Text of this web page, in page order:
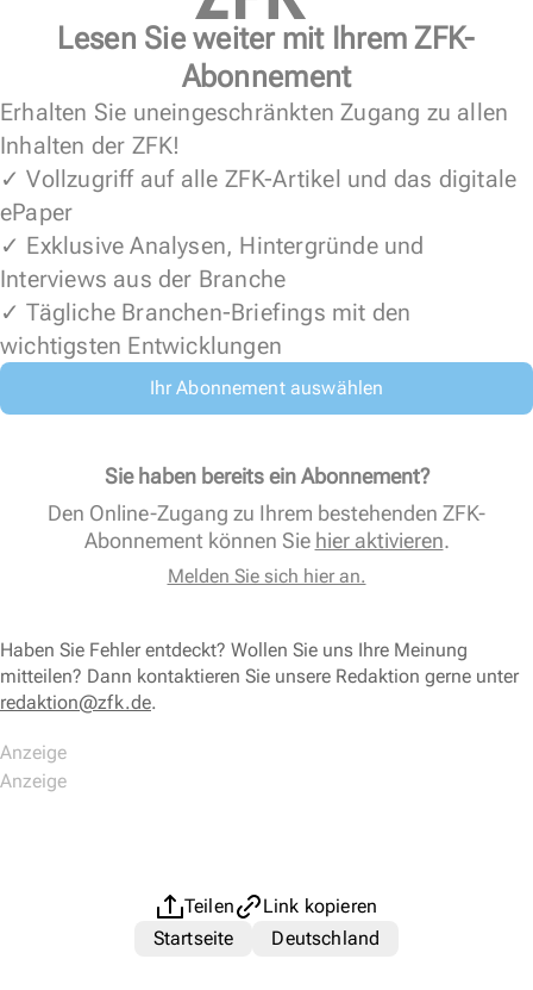
Lesen Sie weiter mit Ihrem ZFK-
Abonnement
Erhalten Sie uneingeschränkten Zugang zu allen
Inhalten der ZFK!
✓ Vollzugriff auf alle ZFK-Artikel und das digitale
ePaper
✓ Exklusive Analysen, Hintergründe und
Interviews aus der Branche
✓ Tägliche Branchen-Briefings mit den
wichtigsten Entwicklungen
Ihr Abonnement auswählen
Sie haben bereits ein Abonnement?
Den Online-Zugang zu Ihrem bestehenden ZFK-
Abonnement können Sie hier aktivieren.
Melden Sie sich hier an.
Haben Sie Fehler entdeckt? Wollen Sie uns Ihre Meinung
mitteilen? Dann kontaktieren Sie unsere Redaktion gerne unter
redaktion@zfk.de.
Teilen
Link kopieren
Startseite
Deutschland